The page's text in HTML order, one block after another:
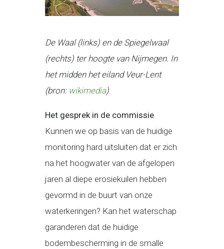
De Waal (links) en de Spiegelwaal
(rechts) ter hoogte van Nijmegen. In
het midden het eiland Veur-Lent
(bron: wikimedia)
Het gesprek in de commissie
Kunnen we op basis van de huidige
monitoring hard uitsluiten dat er zich
na het hoogwater van de afgelopen
jaren al diepe erosiekuilen hebben
gevormd in de buurt van onze
waterkeringen? Kan het waterschap
garanderen dat de huidige
bodembescherming in de smalle